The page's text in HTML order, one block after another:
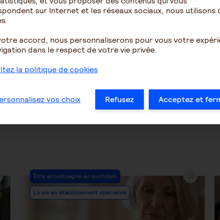
4e semaine
1451
alzheimer
5
Post
Category:
Être accompagné au quotidien
La vie en établissement spécialisé
sur Internet et les réseaux sociaux, nous utilisons
accord, nous personnaliserons pour vous votre
dans le respect de votre vie privée.
la politique de cookies
vos choix Refusez Acceptez et